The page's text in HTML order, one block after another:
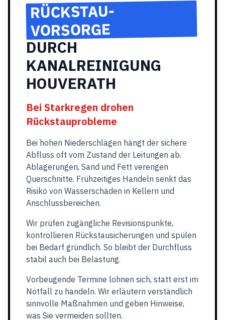
RÜCKSTAU-
VORSORGE
DURCH
KANALREINIGUNG
HOUVERATH
Bei Starkregen drohen
Rückstauprobleme
Bei hohen Niederschlägen hängt der sichere
Abfluss oft vom Zustand der Leitungen ab.
Ablagerungen, Sand und Fett verengen
Querschnitte. Frühzeitiges Handeln senkt das
Risiko von Wasserschäden in Kellern und
Anschlussbereichen.
Wir prüfen zugängliche Revisionspunkte,
kontrollieren Rückstausicherungen und spülen
bei Bedarf gründlich. So bleibt der Durchfluss
stabil auch bei Belastung.
Vorbeugende Termine lohnen sich, statt erst im
Notfall zu handeln. Wir erläutern verständlich
sinnvolle Maßnahmen und geben Hinweise,
was Sie vermeiden sollten.